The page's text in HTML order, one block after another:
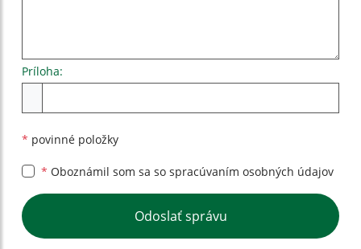
Príloha:
* povinné položky
* Oboznámil som sa so spracúvaním osobných údajov
Google reCaptcha Response
Odoslať správu